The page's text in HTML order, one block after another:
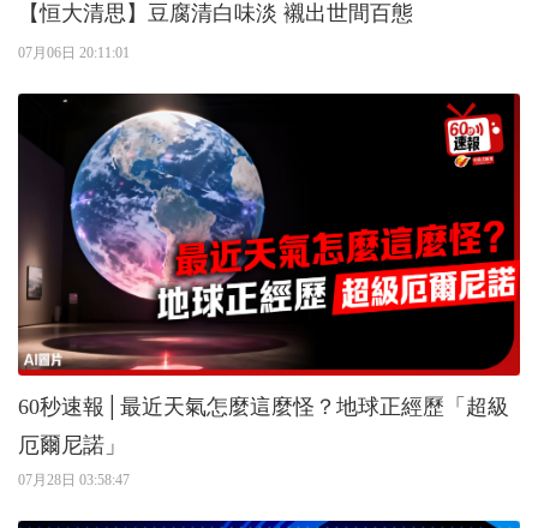
【恒大清思】豆腐清白味淡 襯出世間百態
07月06日 20:11:01
60秒速報│最近天氣怎麼這麼怪？地球正經歷「超級
厄爾尼諾」
07月28日 03:58:47